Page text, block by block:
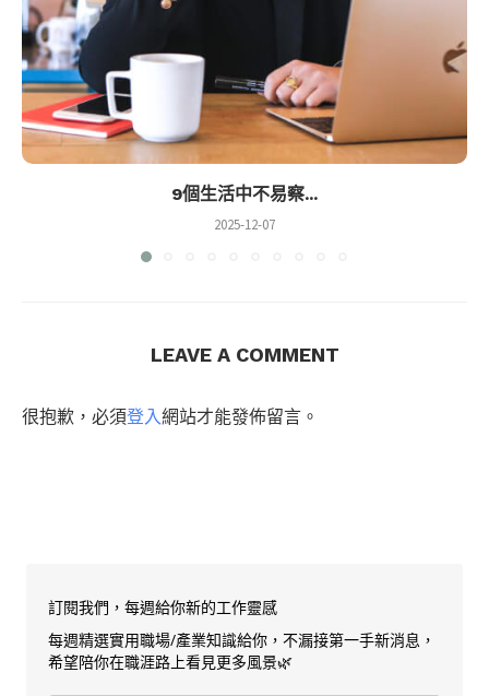
9個生活中不易察...
2025-12-07
LEAVE A COMMENT
很抱歉，必須登入網站才能發佈留言。
訂閱我們，每週給你新的工作靈感
每週精選實用職場/產業知識給你，不漏接第一手新消息，
希望陪你在職涯路上看見更多風景🌿